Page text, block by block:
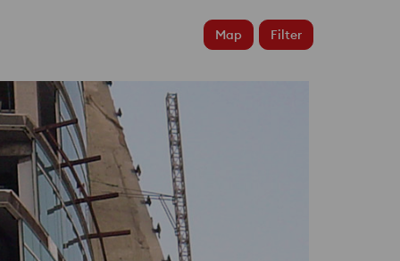
Map Filter